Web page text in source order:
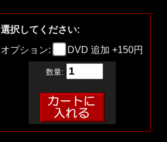
選択してください:
オプション:
DVD 追加 +150円
数量: